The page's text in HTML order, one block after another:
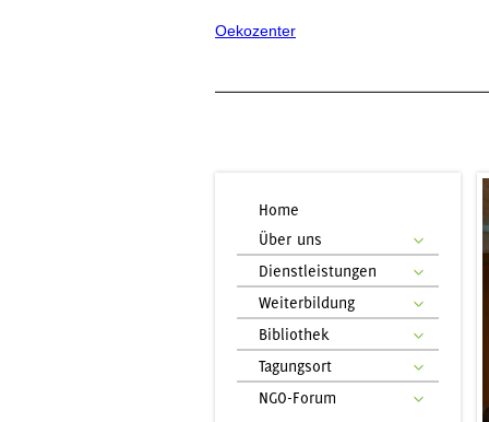
Oekozenter
Home
Über uns
Dienstleistungen
Weiterbildung
Bibliothek
Tagungsort
NGO-Forum